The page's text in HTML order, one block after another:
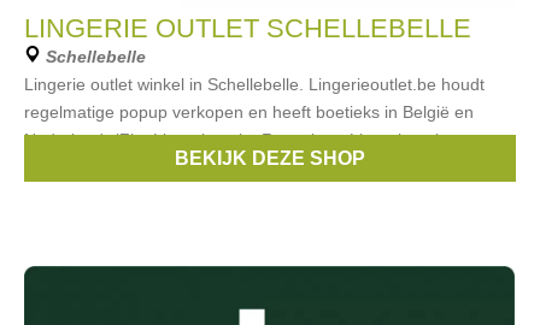
LINGERIE OUTLET SCHELLEBELLE
Schellebelle
Lingerie outlet winkel in Schellebelle. Lingerieoutlet.be houdt
regelmatige popup verkopen en heeft boetieks in België en
Nederland. (Zie: Lingerieoutlet Roeselare, Lingerieoutlet
Brugge, LingerieoutletBEKIJK DEZE SHOP